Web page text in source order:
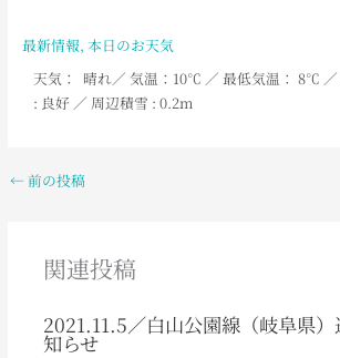
最新情報, 本日のお天気
天気： 晴れ／ 気温：10℃ ／ 最低気温： 8℃ ／
: 良好 ／ 周辺積雪 : 0.2m
←前の投稿
関連投稿
2021.11.5／白山公園線（岐阜県
知らせ